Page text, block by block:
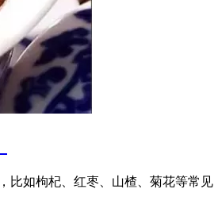
如枸杞、红枣、山楂、菊花等常